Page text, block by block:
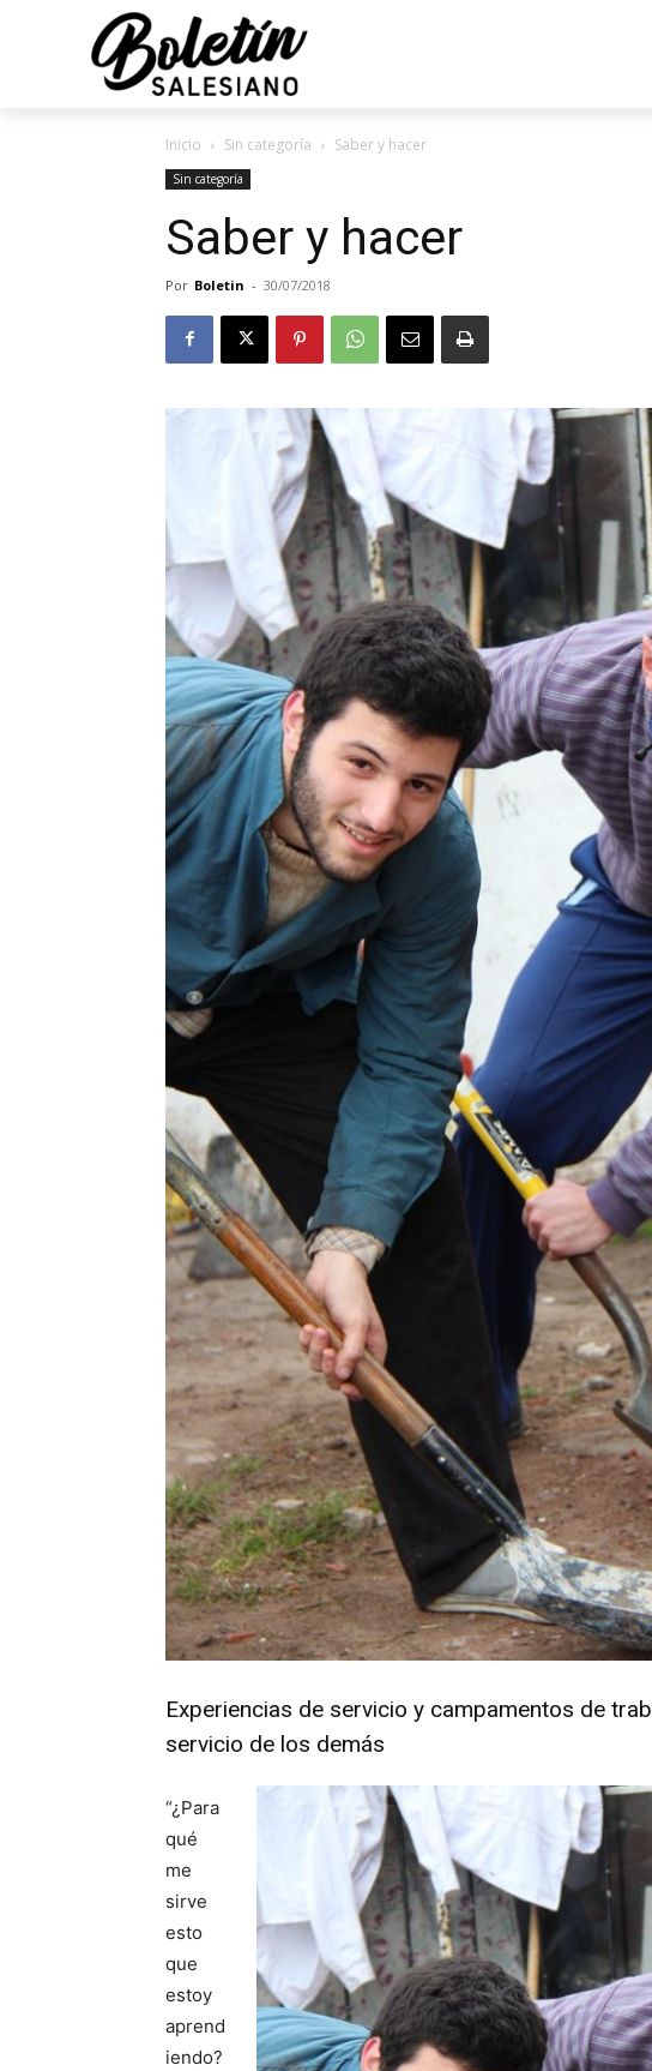
Inicio Sin categoría Saber y hacer
Sin categoría
Saber y hacer
Por Boletin - 30/07/2018
Experiencias de servicio y campamentos de
servicio de los demás
“¿Para
qué
me
sirve
esto
que
estoy
aprend
iendo?